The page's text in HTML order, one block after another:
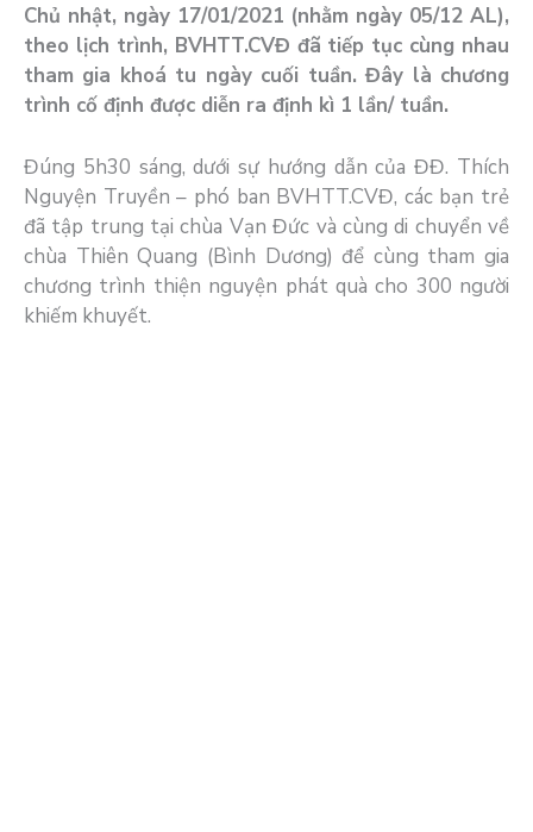
Chủ nhật, ngày 17/01/2021 (nhằm ngày 05/12 AL),
theo lịch trình, BVHTT.CVĐ đã tiếp tục cùng nhau
tham gia khoá tu ngày cuối tuần. Đây là chương
trình cố định được diễn ra định kì 1 lần/ tuần.
Đúng 5h30 sáng, dưới sự hướng dẫn của ĐĐ. Thích
Nguyện Truyền – phó ban BVHTT.CVĐ, các bạn trẻ
đã tập trung tại chùa Vạn Đức và cùng di chuyển về
chùa Thiên Quang (Bình Dương) để cùng tham gia
chương trình thiện nguyện phát quà cho 300 người
khiếm khuyết.